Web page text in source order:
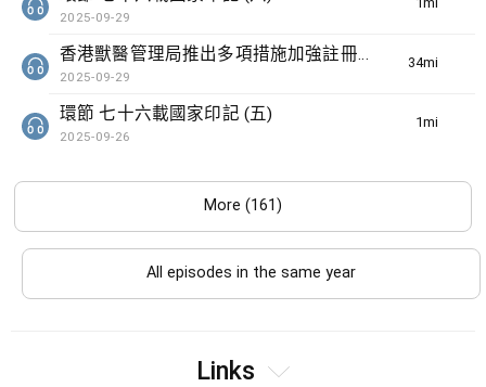
2025-09-29
34min(s)
香港獸醫管理局推出多項措施加強註冊獸醫監管
2025-09-29
1min(s)
環節 七十六載國家印記 (五)
2025-09-26
More (161)
All episodes in the same year
Links